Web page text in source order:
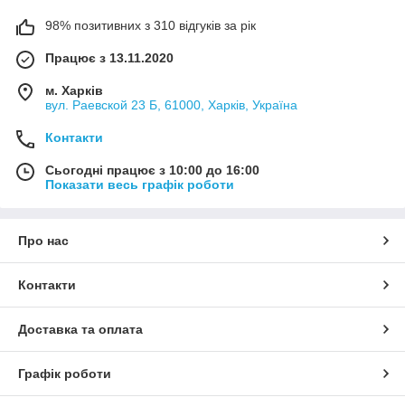
98% позитивних з 310 відгуків за рік
Працює з 13.11.2020
м. Харків
вул. Раевской 23 Б, 61000, Харків, Україна
Контакти
Сьогодні працює з 10:00 до 16:00
Показати весь графік роботи
Про нас
Контакти
Доставка та оплата
Графік роботи